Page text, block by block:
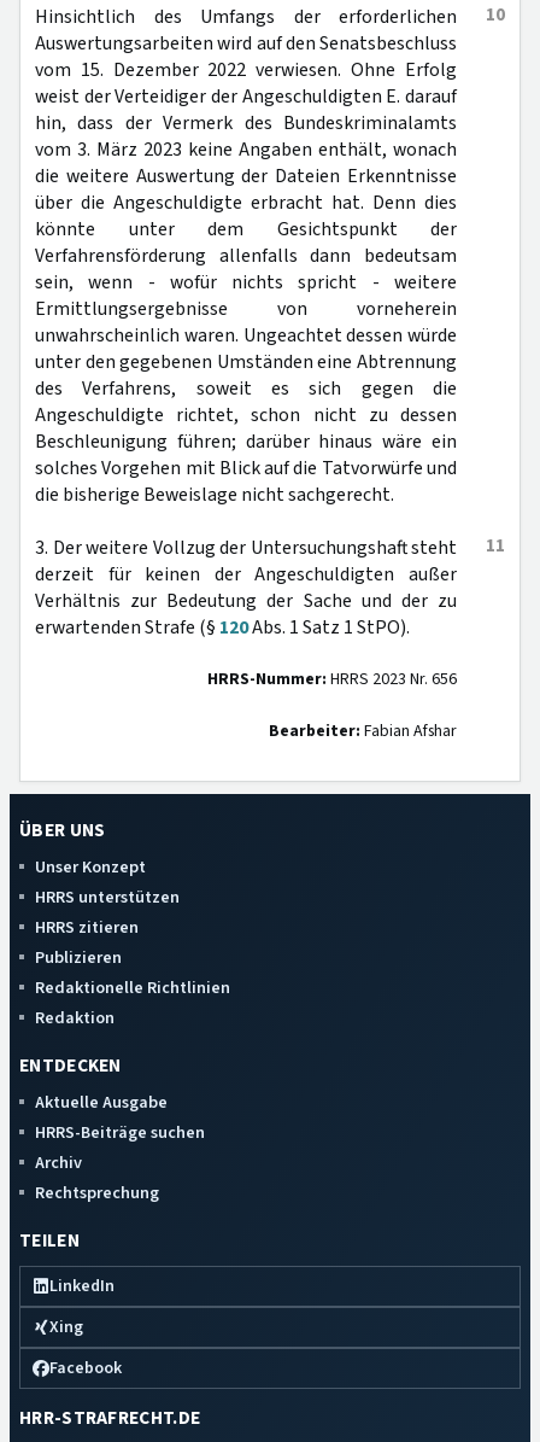
10
Hinsichtlich des Umfangs der erforderlichen
Auswertungsarbeiten wird auf den Senatsbeschluss
vom 15. Dezember 2022 verwiesen. Ohne Erfolg
weist der Verteidiger der Angeschuldigten E. darauf
hin, dass der Vermerk des Bundeskriminalamts
vom 3. März 2023 keine Angaben enthält, wonach
die weitere Auswertung der Dateien Erkenntnisse
über die Angeschuldigte erbracht hat. Denn dies
könnte unter dem Gesichtspunkt der
Verfahrensförderung allenfalls dann bedeutsam
sein, wenn - wofür nichts spricht - weitere
Ermittlungsergebnisse von vorneherein
unwahrscheinlich waren. Ungeachtet dessen würde
unter den gegebenen Umständen eine Abtrennung
des Verfahrens, soweit es sich gegen die
Angeschuldigte richtet, schon nicht zu dessen
Beschleunigung führen; darüber hinaus wäre ein
solches Vorgehen mit Blick auf die Tatvorwürfe und
die bisherige Beweislage nicht sachgerecht.
11
3. Der weitere Vollzug der Untersuchungshaft steht
derzeit für keinen der Angeschuldigten außer
Verhältnis zur Bedeutung der Sache und der zu
erwartenden Strafe (§ 120Abs. 1 Satz 1 StPO).
HRRS-Nummer: HRRS 2023 Nr. 656
Bearbeiter: Fabian Afshar
ÜBER UNS
Unser Konzept
HRRS unterstützen
HRRS zitieren
Publizieren
Redaktionelle Richtlinien
Redaktion
ENTDECKEN
Aktuelle Ausgabe
HRRS-Beiträge suchen
Archiv
Rechtsprechung
TEILEN
LinkedIn
Xing
Facebook
HRR-STRAFRECHT.DE